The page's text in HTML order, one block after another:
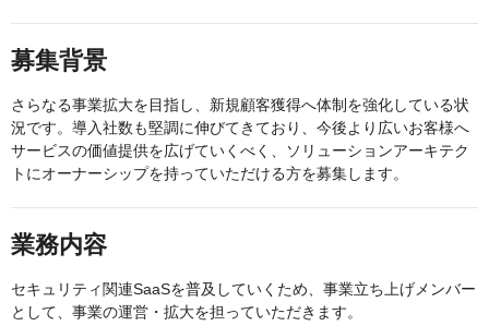
募集背景
さらなる事業拡大を目指し、新規顧客獲得へ体制を強化している状
況です。導入社数も堅調に伸びてきており、今後より広いお客様へ
サービスの価値提供を広げていくべく、ソリューションアーキテク
トにオーナーシップを持っていただける方を募集します。
業務内容
セキュリティ関連SaaSを普及していくため、事業立ち上げメンバー
として、事業の運営・拡大を担っていただきます。